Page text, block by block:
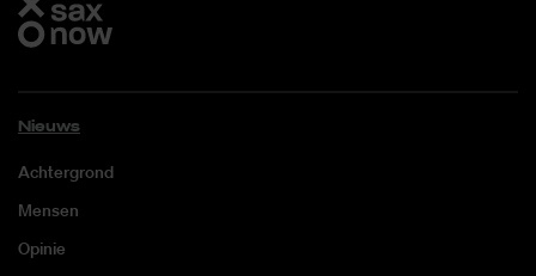
Nieuws
Achtergrond
Mensen
Opinie